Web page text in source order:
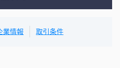
業情報 取引条件